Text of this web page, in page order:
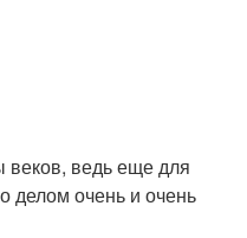
веков, ведь еще для
делом очень и очень